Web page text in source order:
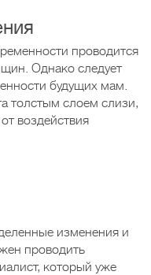
проводится
Однако следует
будущих мам.
толстым слоем слизи,
воздействия
изменения и
проводить
который уже